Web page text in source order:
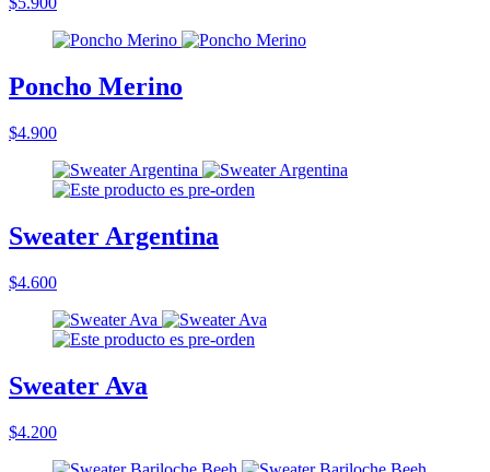
Poncho Merino
$4.900
Sweater Argentina
$4.600
Sweater Ava
$4.200